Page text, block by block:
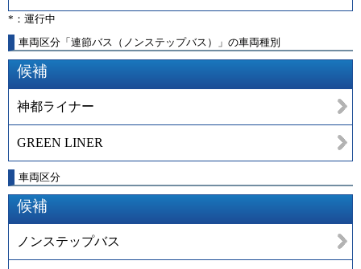
*：運行中
車両区分「連節バス（ノンステップバス）」の車両種別
候補
神都ライナー
GREEN LINER
車両区分
候補
ノンステップバス